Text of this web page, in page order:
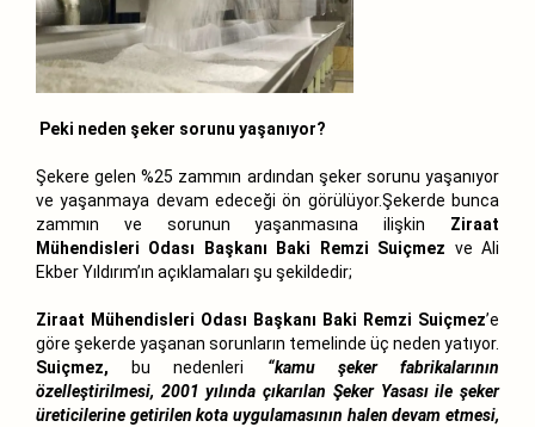
Peki neden şeker sorunu yaşanıyor?
Şekere gelen %25 zammın ardından şeker sorunu yaşanıyor
ve yaşanmaya devam edeceği ön görülüyor.Şekerde bunca
zammın ve sorunun yaşanmasına ilişkin Ziraat
Mühendisleri Odası Başkanı Baki Remzi Suiçmez ve Ali
Ekber Yıldırım’ın açıklamaları şu şekildedir;
Ziraat Mühendisleri Odası Başkanı Baki Remzi Suiçmez’e
göre şekerde yaşanan sorunların temelinde üç neden yatıyor.
Suiçmez, bu nedenleri “kamu şeker fabrikalarının
özelleştirilmesi, 2001 yılında çıkarılan Şeker Yasası ile şeker
üreticilerine getirilen kota uygulamasının halen devam etmesi,